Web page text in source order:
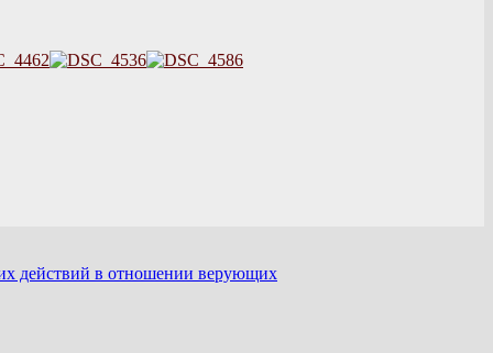
действий в отношении верующих